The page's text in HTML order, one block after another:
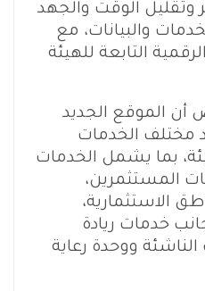
الوقت والجهد
والبيانات، مع
التابعة للهيئة
أن الموقع الجديد
الخدمات
بما يشمل الخدمات
المستثمرين،
الاستثمارية،
خدمات ريادة
ووحدة رعاية